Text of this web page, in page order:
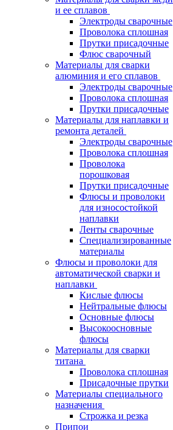
и ее сплавов
Электроды сварочные
Проволока сплошная
Прутки присадочные
Флюс сварочный
Материалы для сварки
алюминия и его сплавов
Электроды сварочные
Проволока сплошная
Прутки присадочные
Материалы для наплавки и
ремонта деталей
Электроды сварочные
Проволока сплошная
Проволока
порошковая
Прутки присадочные
Флюсы и проволоки
для износостойкой
наплавки
Ленты сварочные
Специализированные
материалы
Флюсы и проволоки для
автоматической сварки и
наплавки
Кислые флюсы
Нейтральные флюсы
Основные флюсы
Высокоосновные
флюсы
Материалы для сварки
титана
Проволока сплошная
Присадочные прутки
Материалы специального
назначения
Строжка и резка
Припои